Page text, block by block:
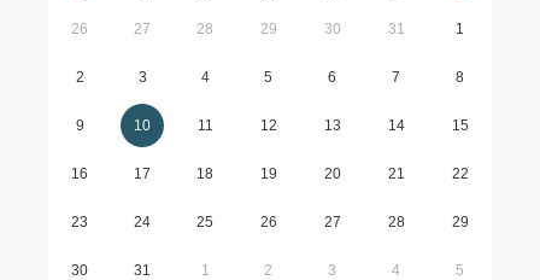
26 27 28 29 30 31 1
2 3 4 5 6 7 8
9 10 11 12 13 14 15
16 17 18 19 20 21 22
23 24 25 26 27 28 29
30 31 1 2 3 4 5